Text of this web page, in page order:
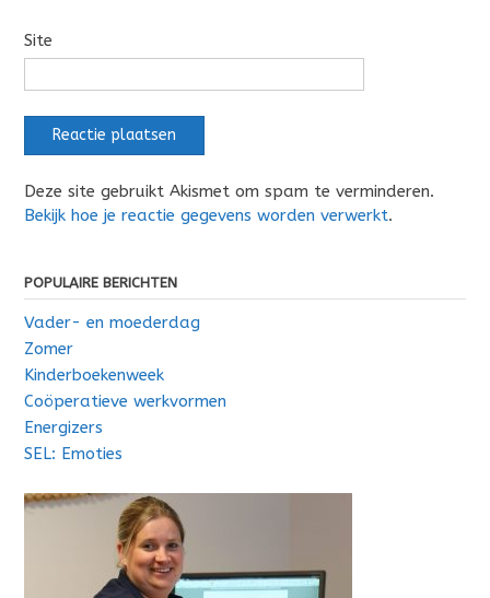
Site
Deze site gebruikt Akismet om spam te verminderen.
Bekijk hoe je reactie gegevens worden verwerkt.
POPULAIRE BERICHTEN
Vader- en moederdag
Zomer
Kinderboekenweek
Coöperatieve werkvormen
Energizers
SEL: Emoties